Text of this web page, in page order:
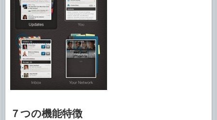
７つの機能特徴